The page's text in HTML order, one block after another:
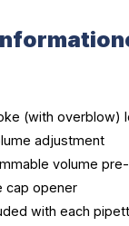
(with overblow)
adjustment
volume
cap opener
with each